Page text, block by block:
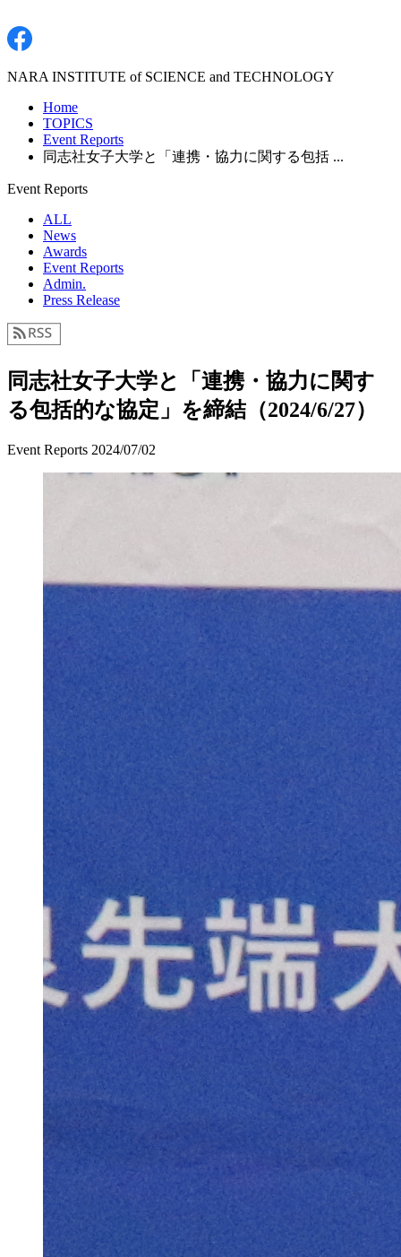
NARA INSTITUTE of SCIENCE and TECHNOLOGY
Home
TOPICS
Event Reports
同志社女子大学と「連携・協力に関する包括 ...
Event Reports
ALL
News
Awards
Event Reports
Admin.
Press Release
同志社女子大学と「連携・協力に関す
る包括的な協定」を締結（2024/6/27）
Event Reports 2024/07/02